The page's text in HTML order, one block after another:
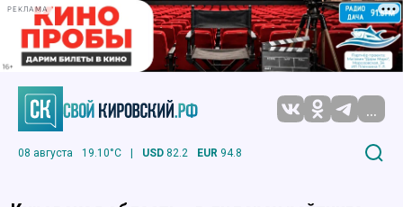
РЕКЛАМА
...
08 августа 19.10°C | USD 82.2 EUR 94.8